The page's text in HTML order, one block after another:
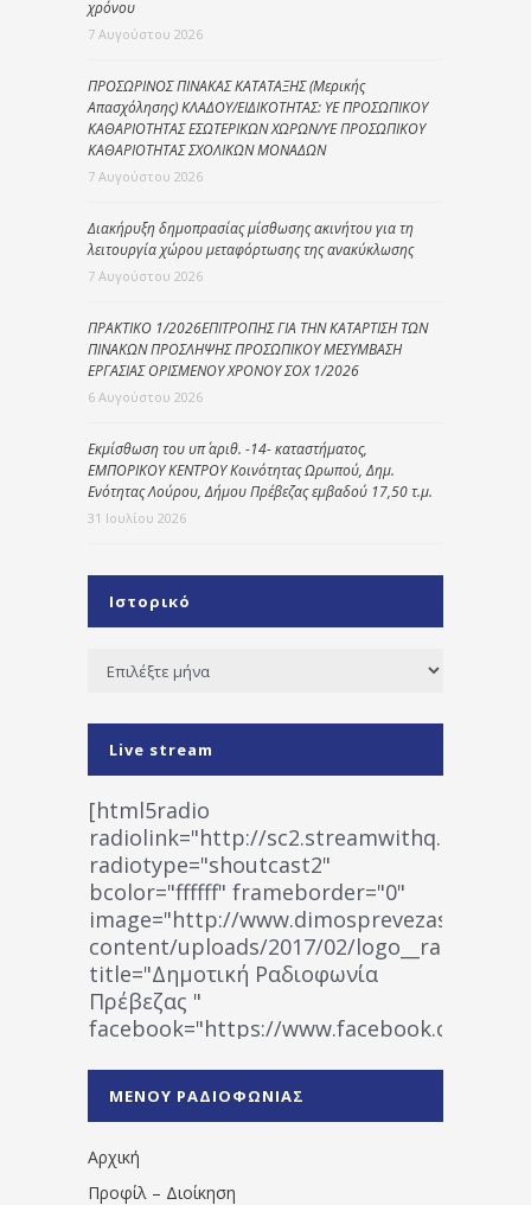
χρόνου
7 Αυγούστου 2026
ΠΡΟΣΩΡΙΝΟΣ ΠΙΝΑΚΑΣ ΚΑΤΑΤΑΞΗΣ (Μερικής
Απασχόλησης) ΚΛΑΔΟΥ/ΕΙΔΙΚΟΤΗΤΑΣ: ΥΕ ΠΡΟΣΩΠΙΚΟΥ
ΚΑΘΑΡΙΟΤΗΤΑΣ ΕΣΩΤΕΡΙΚΩΝ ΧΩΡΩΝ/ΥΕ ΠΡΟΣΩΠΙΚΟΥ
ΚΑΘΑΡΙΟΤΗΤΑΣ ΣΧΟΛΙΚΩΝ ΜΟΝΑΔΩΝ
7 Αυγούστου 2026
Διακήρυξη δημοπρασίας μίσθωσης ακινήτου για τη
λειτουργία χώρου μεταφόρτωσης της ανακύκλωσης
7 Αυγούστου 2026
ΠΡΑΚΤΙΚΟ 1/2026ΕΠΙΤΡΟΠΗΣ ΓΙΑ ΤΗΝ ΚΑΤΑΡΤΙΣΗ ΤΩΝ
ΠΙΝΑΚΩΝ ΠΡΟΣΛΗΨΗΣ ΠΡΟΣΩΠΙΚΟΥ ΜΕΣΥΜΒΑΣΗ
ΕΡΓΑΣΙΑΣ ΟΡΙΣΜΕΝΟΥ ΧΡΟΝΟΥ ΣΟΧ 1/2026
6 Αυγούστου 2026
Εκμίσθωση του υπ΄ αριθ. -14- καταστήματος,
ΕΜΠΟΡΙΚΟΥ ΚΕΝΤΡΟΥ Κοινότητας Ωρωπού, Δημ.
Ενότητας Λούρου, Δήμου Πρέβεζας εμβαδού 17,50 τ.μ.
31 Ιουλίου 2026
Ιστορικό
Ιστορικό
Live stream
[html5radio
radiolink="http://
radiotype="shoutcast2"
bcolor="ffffff" frameborder="0"
image="http://www.dimosprevezas.gr/wp-
content/uploads/2017/02/
title="Δημοτική Ραδιοφωνία
Πρέβεζας "
facebook="https://www.facebook.com/
1531194763766854/" artist="" ]
ΜΕΝΟΥ ΡΑΔΙΟΦΩΝΙΑΣ
Αρχική
Προφίλ – Διοίκηση